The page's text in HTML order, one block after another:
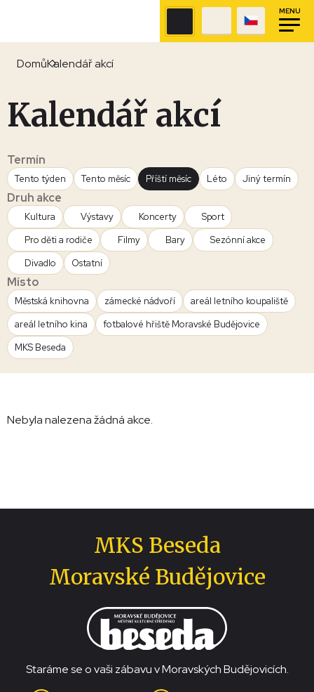
MENU
DomůKalendář akcí
Kalendář akcí
Termín
Tento týden Tento měsíc Příští měsíc Léto Jiný termín
Druh akce
Kultura Výstavy Koncerty
Sport
Pro děti a rodiče
Filmy Bary
Sezónní akce
Divadlo
Ostatní
Místo
Městská knihovna zámecké nádvoří
areál letního koupaliště
areál letního kina
fotbalové hřiště Moravské Budějovice
MKS Beseda
Nebyla nalezena žádná akce.
MKS Beseda
Moravské Budějovice
Staráme se o vaši zábavu v Moravských Budějovicích.